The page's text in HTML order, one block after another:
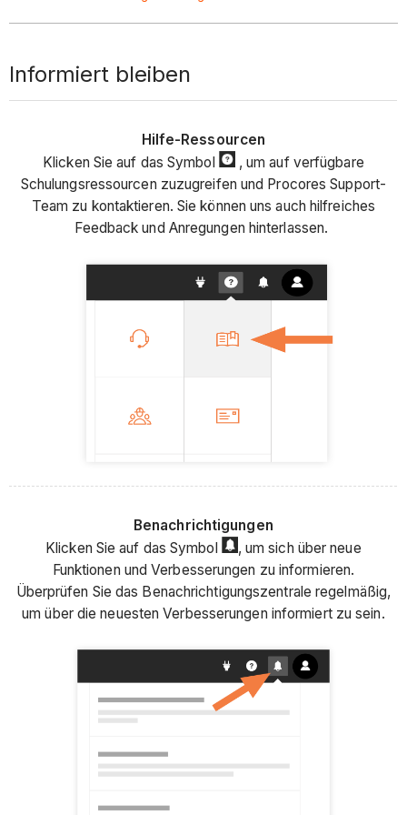
Informiert bleiben
Hilfe-Ressourcen
Klicken Sie auf das Symbol
, um auf verfügbare
Schulungsressourcen zuzugreifen und Procores Support-
Team zu kontaktieren. Sie können uns auch hilfreiches
Feedback und Anregungen hinterlassen.
Benachrichtigungen
Klicken Sie auf das Symbol
, um sich über neue
Funktionen und Verbesserungen zu informieren.
Überprüfen Sie das Benachrichtigungszentrale regelmäßig,
um über die neuesten Verbesserungen informiert zu sein.